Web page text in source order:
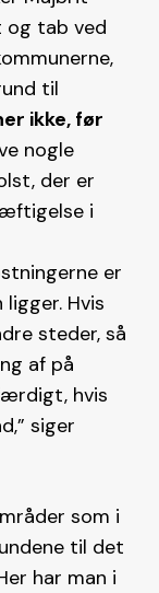
og tab ved
til
ikke, før
nogle
der er
i
er
Hvis
steder, så
af på
hvis
siger
som i
til det
har man i